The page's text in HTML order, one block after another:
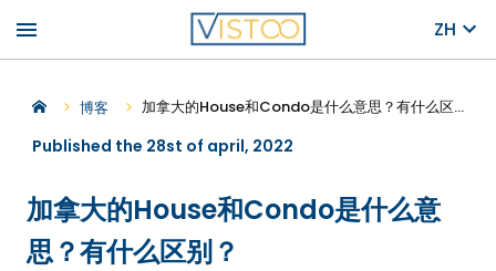
menu ZH
博客 加拿大的House和Condo是什么意思？有什么区别？
Published the 28st of april, 2022
加拿大的House和Condo是什么意
思？有什么区别？